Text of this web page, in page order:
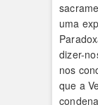
uma
dizer-
nos
que a